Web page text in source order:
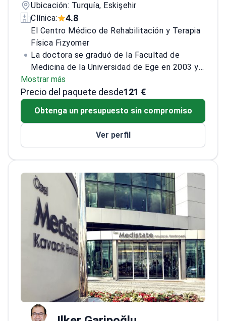
Ubicación: Turquía, Eskişehir
Clínica:
4.8
El Centro Médico de Rehabilitación y Terapia
Física Fizyomer
La doctora se graduó de la Facultad de
Medicina de la Universidad de Ege en 2003 y
completó su especialización en Terapia Física
y Rehabilitación en la Escuela de Medicina de
trabajado en el Hospital de Terapia Física y
en el Centro Médico Fizyomer Terapia.
Reumatológicos.<\/p>
Mostrar más
Precio del paquete desde121 €
Obtenga un presupuesto sin compromiso
Ver perfil